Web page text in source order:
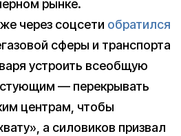
рынке.
через cоцсети обратился
сферы и транспорта
устроить всеобщую
— перекрывать
центрам, чтобы
а силовиков призвал